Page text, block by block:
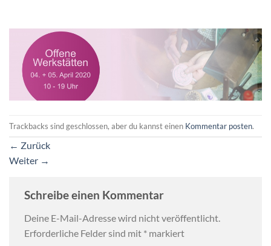
Trackbacks sind geschlossen, aber du kannst einen Kommentar posten.
← Zurück
Weiter →
Schreibe einen Kommentar
Deine E-Mail-Adresse wird nicht veröffentlicht.
Erforderliche Felder sind mit * markiert